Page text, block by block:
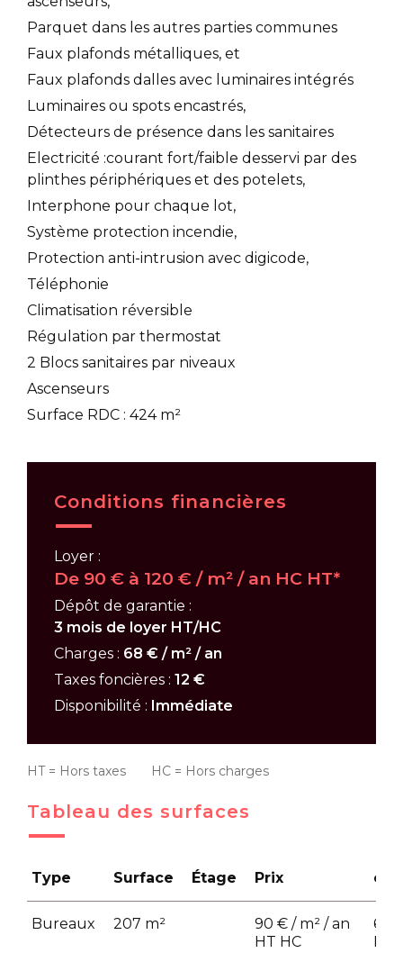
Parquet dans les autres parties communes
Faux plafonds métalliques, et
Faux plafonds dalles avec luminaires intégrés
Luminaires ou spots encastrés,
Détecteurs de présence dans les sanitaires
Electricité :courant fort/faible desservi par des
plinthes périphériques et des potelets,
Interphone pour chaque lot,
Système protection incendie,
Protection anti-intrusion avec digicode,
Téléphonie
Climatisation réversible
Régulation par thermostat
2 Blocs sanitaires par niveaux
Ascenseurs
Surface RDC : 424 m²
Conditions financières
Loyer :
De 90 € à 120 € / m² / an HC HT*
Dépôt de garantie :
3 mois de loyer HT/HC
Charges : 68 € / m² / an
Taxes foncières : 12 €
Disponibilité : Immédiate
HT = Hors taxes HC = Hors charges
Tableau des surfaces
Type Surface Étage Prix
Bureaux 207 m²
90 € / m² / an
HT HC
68
HT